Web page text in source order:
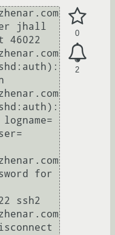
0
2
jhall
46022
for
ssh2